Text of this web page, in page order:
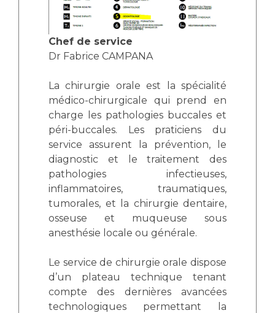
Qualité
Protection des données
Sécurité
Les recherches en santé à l’AP-HM
Lieu de santé sans tabac
Liste des marchés conclus
Documents utiles
Chef de service
Dr Fabrice CAMPANA
La chirurgie orale est la spécialité
médico-chirurgicale qui prend en
charge les pathologies buccales et
péri-buccales. Les praticiens du
service assurent la prévention, le
diagnostic et le traitement des
pathologies infectieuses,
inflammatoires, traumatiques,
tumorales, et la chirurgie dentaire,
osseuse et muqueuse sous
anesthésie locale ou générale.
Le service de chirurgie orale dispose
d’un plateau technique tenant
compte des dernières avancées
technologiques permettant la